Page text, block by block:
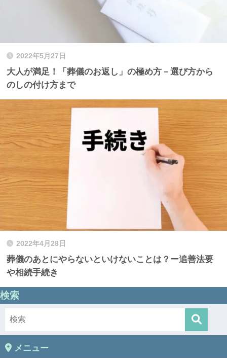
2022年5月27日
大人が満足！「葬儀のお返し」の極め方－選び方から
のしの付け方まで
2022年4月28日
葬儀のあとにやらないといけないことは？ー追善法要
や相続手続き
検索
メニュー